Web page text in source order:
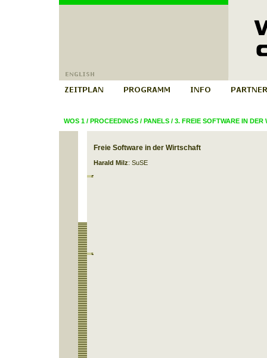
WOS 1 / PROCEEDINGS / PANELS / 3. FREIE SOFTWARE IN DER
Freie Software in der Wirtschaft
Harald Milz: SuSE